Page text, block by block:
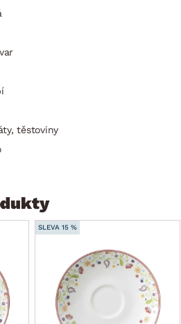
těstoviny
SLEVA 15 %